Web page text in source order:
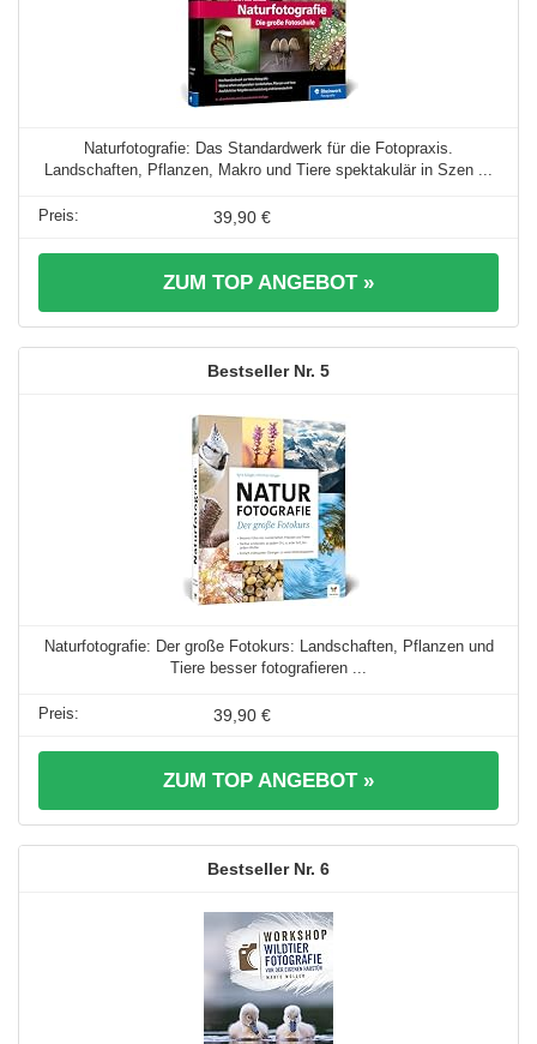
Naturfotografie: Das Standardwerk für die Fotopraxis.
Landschaften, Pflanzen, Makro und Tiere spektakulär in Szen ...
39,90 €
ZUM TOP ANGEBOT »
5
Naturfotografie: Der große Fotokurs: Landschaften, Pflanzen und
Tiere besser fotografieren ...
39,90 €
ZUM TOP ANGEBOT »
6